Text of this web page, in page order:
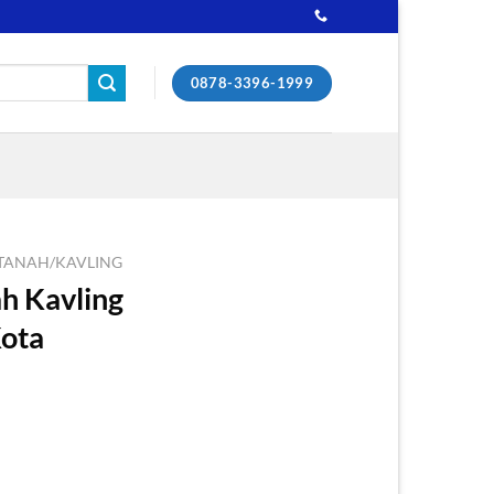
0878-3396-1999
KAVLING
Kavling